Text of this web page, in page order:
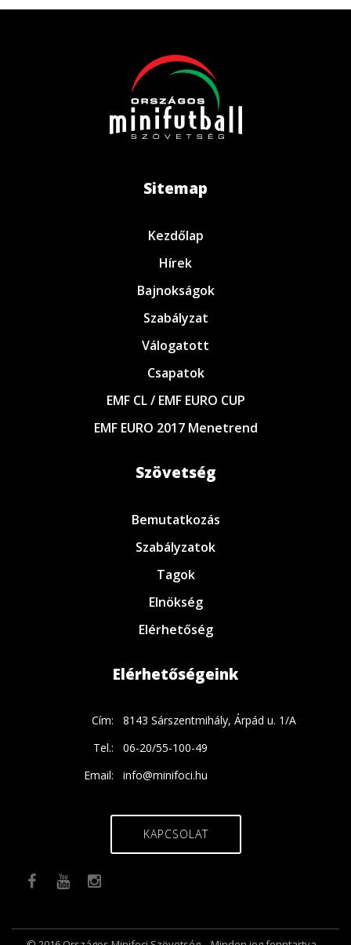
Sitemap
Kezdőlap
Hírek
Bajnokságok
Szabályzat
Válogatott
Csapatok
EMF CL / EMF EURO CUP
EMF EURO 2017 Menetrend
Szövetség
Bemutatkozás
Szabályzatok
Tagok
Elnökség
Elérhetőség
Elérhetőségeink
Cím:
8143 Sárszentmihály, Árpád u. 1/A
Tel.:
06-20/55-100-49
Email:
info@minifoci.hu
KAPCSOLAT